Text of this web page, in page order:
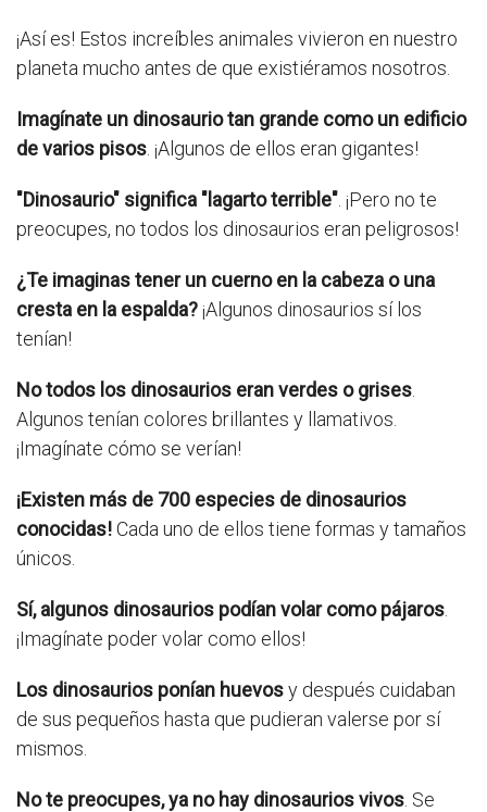
¡Así es! Estos increíbles animales vivieron en nuestro
planeta mucho antes de que existiéramos nosotros.
Imagínate un dinosaurio tan grande como un edificio
de varios pisos . ¡Algunos de ellos eran gigantes!
"Dinosaurio" significa "lagarto terrible" . ¡Pero no te
preocupes, no todos los dinosaurios eran peligrosos!
¿Te imaginas tener un cuerno en la cabeza o una
cresta en la espalda?¡Algunos dinosaurios sí los
tenían!
No todos los dinosaurios eran verdes o grises
Algunos tenían colores brillantes y llamativos.
¡Imagínate cómo se verían!
¡Existen más de 700 especies de dinosaurios
conocidas!Cada uno de ellos tiene formas y tamaños
únicos.
Sí, algunos dinosaurios podían volar como pájaros
¡Imagínate poder volar como ellos!
Los dinosaurios ponían huevosy después cuidaban
de sus pequeños hasta que pudieran valerse por sí
mismos.
No te preocupes, ya no hay dinosaurios vivos . Se